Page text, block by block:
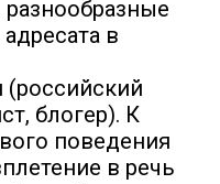
в
(российский
блогер). К
поведения
в речь